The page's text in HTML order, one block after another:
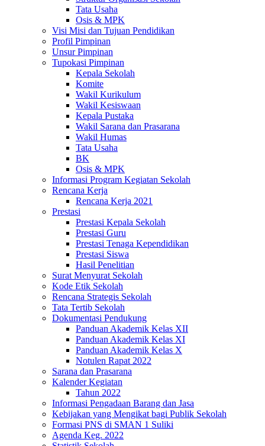
Tata Usaha
Osis & MPK
Visi Misi dan Tujuan Pendidikan
Profil Pimpinan
Unsur Pimpinan
Tupokasi Pimpinan
Kepala Sekolah
Komite
Wakil Kurikulum
Wakil Kesiswaan
Kepala Pustaka
Wakil Sarana dan Prasarana
Wakil Humas
Tata Usaha
BK
Osis & MPK
Informasi Program Kegiatan Sekolah
Rencana Kerja
Rencana Kerja 2021
Prestasi
Prestasi Kepala Sekolah
Prestasi Guru
Prestasi Tenaga Kependidikan
Prestasi Siswa
Hasil Penelitian
Surat Menyurat Sekolah
Kode Etik Sekolah
Rencana Strategis Sekolah
Tata Tertib Sekolah
Dokumentasi Pendukung
Panduan Akademik Kelas XII
Panduan Akademik Kelas XI
Panduan Akademik Kelas X
Notulen Rapat 2022
Sarana dan Prasarana
Kalender Kegiatan
Tahun 2022
Informasi Pengadaan Barang dan Jasa
Kebijakan yang Mengikat bagi Publik Sekolah
Formasi PNS di SMAN 1 Suliki
Agenda Keg. 2022